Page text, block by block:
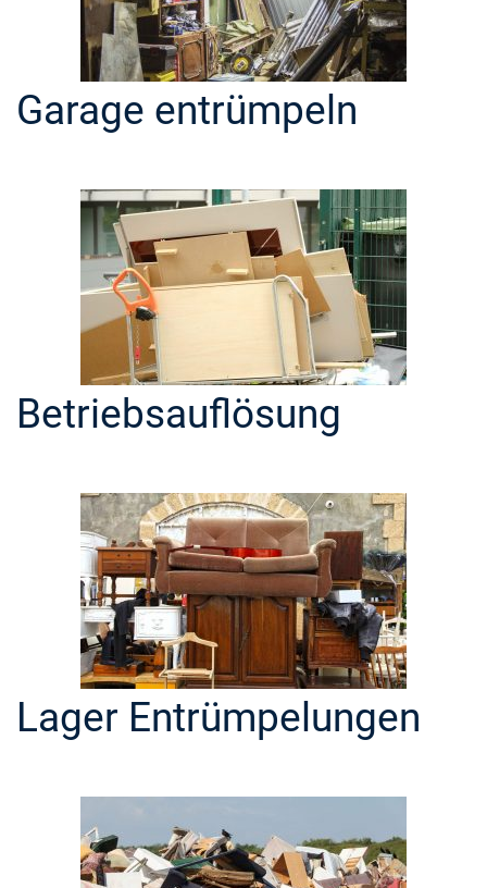
Garage entrümpeln
Betriebsauflösung
Lager Entrümpelungen